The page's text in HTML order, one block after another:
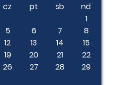
cz pt sb
nd
1
5 6 7
8
12 13 14
15
19 20 21
22
26 27 28
29